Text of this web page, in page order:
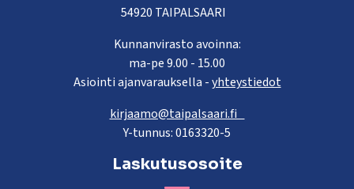
54920 TAIPALSAARI
Kunnanvirasto avoinna:
ma-pe 9.00 - 15.00
Asiointi ajanvarauksella -yhteystiedot
kirjaamo@taipalsaari.fi
Y-tunnus: 0163320-5
Laskutusosoite